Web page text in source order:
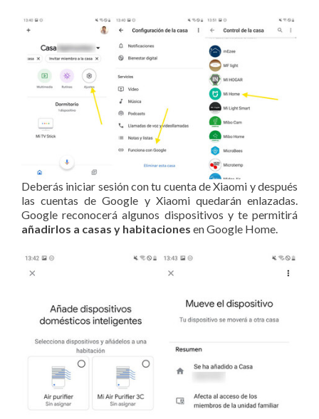
Deberás iniciar sesión con tu cuenta de Xiaomi y después
las cuentas de Google y Xiaomi quedarán enlazadas.
Google reconocerá algunos dispositivos y te permitirá
añadirlos a casas y habitaciones en Google Home.